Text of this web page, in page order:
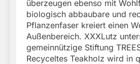
überzeugen ebenso mit
biologisch abbaubare und
Pflanzenfaser kreiert einen
Außenbereich. XXXLutz
gemeinnützige Stiftung
Recyceltes Teakholz wird in